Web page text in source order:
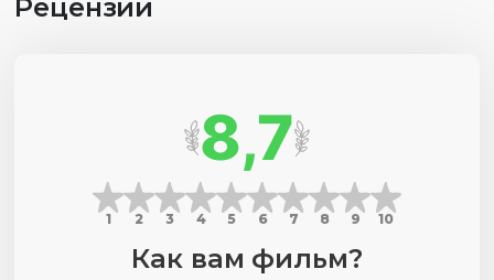
Рецензии
8,7
1 2 3 4 5 6 7 8 9 10
Как вам фильм?